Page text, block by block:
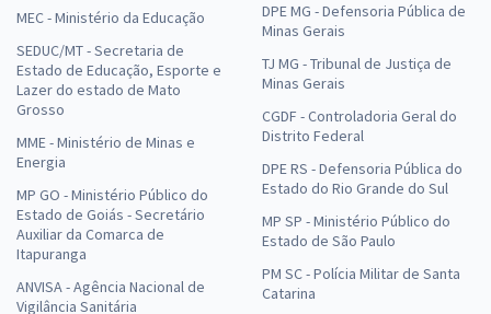
MEC - Ministério da Educação
SEDUC/MT - Secretaria de
Estado de Educação, Esporte e
Lazer do estado de Mato
Grosso
MME - Ministério de Minas e
Energia
MP GO - Ministério Público do
Estado de Goiás - Secretário
Auxiliar da Comarca de
Itapuranga
ANVISA - Agência Nacional de
Vigilância Sanitária
DPE MG - Defensoria Pública de
Minas Gerais
TJ MG - Tribunal de Justiça de
Minas Gerais
CGDF - Controladoria Geral do
Distrito Federal
DPE RS - Defensoria Pública do
Estado do Rio Grande do Sul
MP SP - Ministério Público do
Estado de São Paulo
PM SC - Polícia Militar de Santa
Catarina